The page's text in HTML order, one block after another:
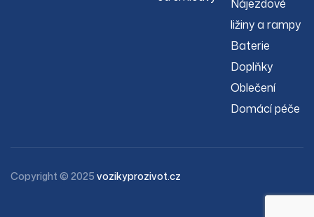
Nájezdové
ližiny a rampy
Baterie
Doplňky
Oblečení
Domácí péče
Copyright © 2025 vozikyprozivot.cz